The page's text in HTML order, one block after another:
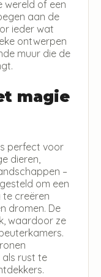
wereld of een
aan de
ieder wat
ontwerpen
muur die de
magie
perfect voor
dieren,
–
om een
te creëren
dromen. De
waardoor ze
rust te